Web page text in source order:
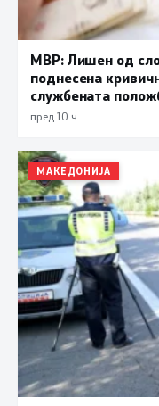
МВР: Лишен од
поднесена
службената
пред 10 ч.
МАКЕДОНИЈА